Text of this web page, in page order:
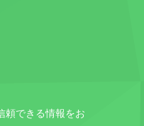
頼できる情報をお